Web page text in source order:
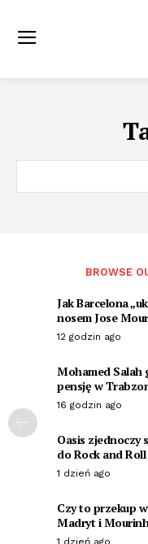
BROWSE
Jak Barcelona
nosem Jose
12 godzin ago
Mohamed Salah
pensję w
16 godzin ago
Oasis zjednoczy
do Rock and
1 dzień ago
Czy to przekup
Madryt i
1 dzień ago